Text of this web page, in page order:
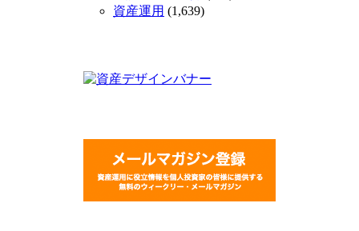
資産運用 (1,639)